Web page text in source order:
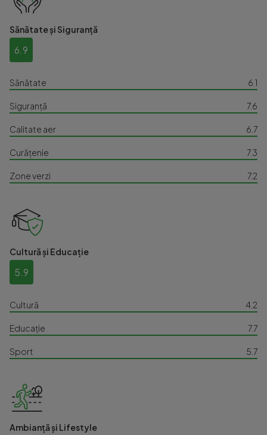
Sănătate și Siguranță
6.9
Sănătate 6.1
Siguranță 7.6
Calitate aer 6.7
Curățenie 7.3
Zone verzi 7.2
Cultură și Educație
5.9
Cultură 4.2
Educație 7.7
Sport 5.7
Ambianță și Lifestyle